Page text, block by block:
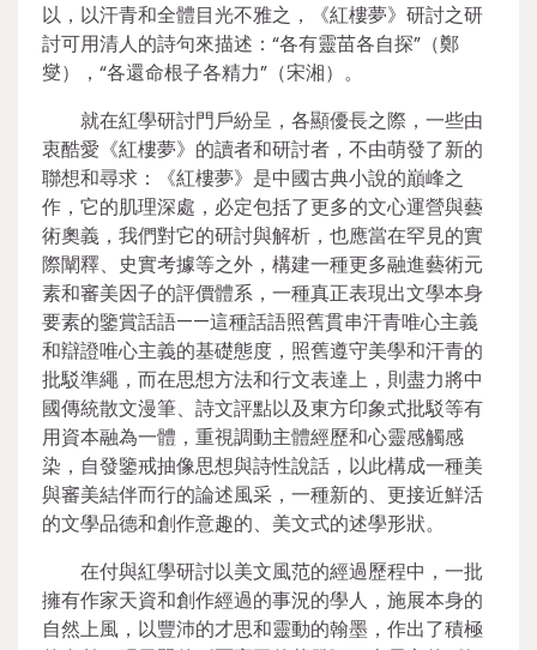
以，以汗青和全體目光不雅之，《紅樓夢》研討之研
討可用清人的詩句來描述：“各有靈苗各自探”（鄭
燮），“各還命根子各精力”（宋湘）。
就在紅學研討門戶紛呈，各顯優長之際，一些由
衷酷愛《紅樓夢》的讀者和研討者，不由萌發了新的
聯想和尋求：《紅樓夢》是中國古典小說的巔峰之
作，它的肌理深處，必定包括了更多的文心運營與藝
術奧義，我們對它的研討與解析，也應當在罕見的實
際闡釋、史實考據等之外，構建一種更多融進藝術元
素和審美因子的評價體系，一種真正表現出文學本身
要素的鑒賞話語——這種話語照舊貫串汗青唯心主義
和辯證唯心主義的基礎態度，照舊遵守美學和汗青的
批駁準繩，而在思想方法和行文表達上，則盡力將中
國傳統散文漫筆、詩文評點以及東方印象式批駁等有
用資本融為一體，重視調動主體經歷和心靈感觸感
染，自發鑒戒抽像思想與詩性說話，以此構成一種美
與審美結伴而行的論述風采，一種新的、更接近鮮活
的文學品德和創作意趣的、美文式的述學形狀。
在付與紅學研討以美文風范的經過歷程中，一批
擁有作家天資和創作經過的事況的學人，施展本身的
自然上風，以豐沛的才思和靈動的翰墨，作出了積極